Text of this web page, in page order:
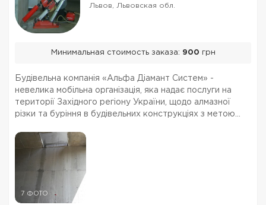
Львов, Львовская обл.
Минимальная стоимость заказа: 900 грн
Будівельна компанія «Альфа Діамант Систем» -
невелика мобільна організація, яка надає послуги на
території Західного регіону України, щодо алмазної
різки та буріння в будівельних конструкціях з метою
вентиляційних, каналізаційних отворів, водо та
газогонів...
7 ФОТО